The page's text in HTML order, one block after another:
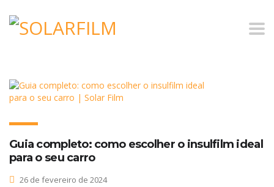
Home Blog Cuidados com o Insulfilm
Guia completo: como escolher o insulfilm ideal
para o seu carro
26 de fevereiro de 2024